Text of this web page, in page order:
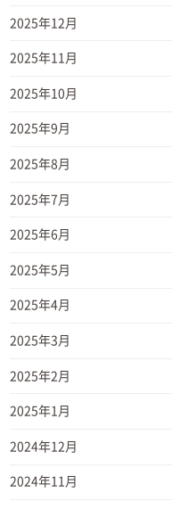
2025年12月
2025年11月
2025年10月
2025年9月
2025年8月
2025年7月
2025年6月
2025年5月
2025年4月
2025年3月
2025年2月
2025年1月
2024年12月
2024年11月